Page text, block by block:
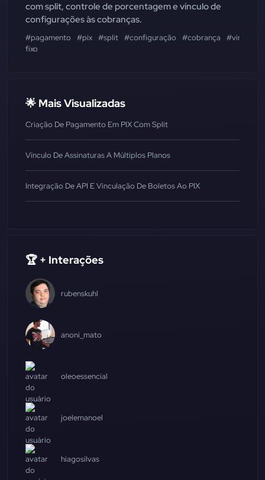
com split, controle de porcentagem e vínculo de
configurações às cobranças.
#pagamento #pix #split #configuração #cobrança
fixo
🌟 Mais Visualizadas
Criação De Pagamento Em PIX Com Split
Vínculo De Assinaturas A Múltiplos Planos
Integração De API E Vinculação De Boletos Ao PIX
🏆 + Interações
rubenskuhl
anoni_mato
oleoessencial
joelemanoel
hiagosilvas